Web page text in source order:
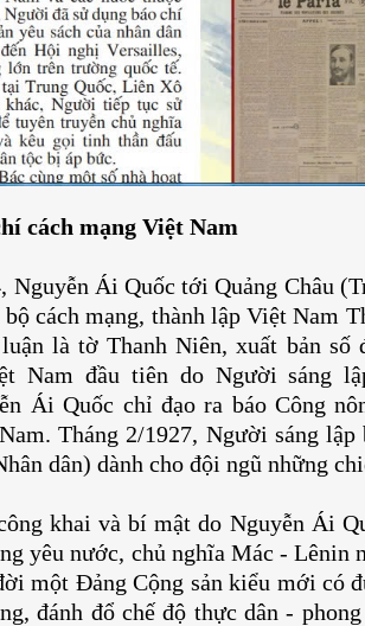
cách mạng Việt Nam
Nguyễn Ái Quốc tới Quảng Châu
bộ cách mạng, thành lập Việt Nam
là tờ Thanh Niên, xuất bản
Nam đầu tiên do Người sáng
Ái Quốc chỉ đạo ra báo Công
Tháng 2/1927, Người sáng
dân) dành cho đội ngũ những
khai và bí mật do Nguyễn Ái
yêu nước, chủ nghĩa Mác - Lênin
một Đảng Cộng sản kiểu mới có
đánh đổ chế độ thực dân -